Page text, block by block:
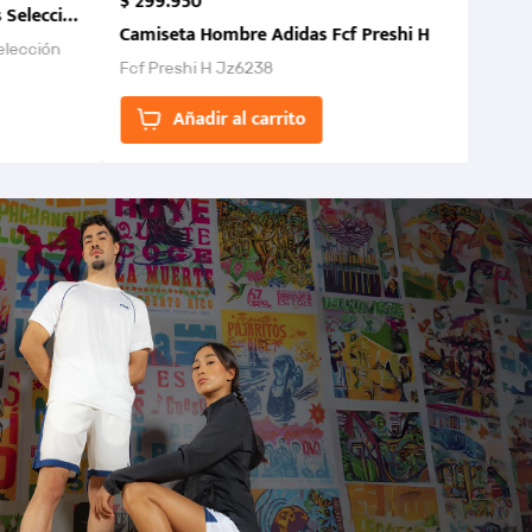
Colombia FCF 2026.
Camiseta Hombre Adidas Fcf Preshi H
Fcf Preshi H Jz6238
Añadir al carrito